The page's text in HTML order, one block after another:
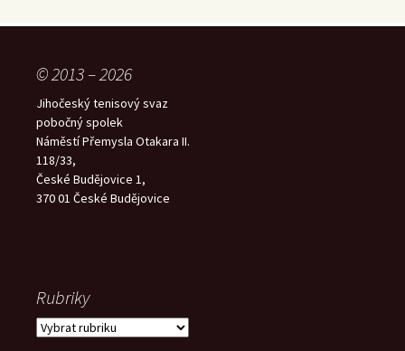
© 2013 – 2026
Jihočeský tenisový svaz
pobočný spolek
Náměstí Přemysla Otakara II.
118/33,
České Budějovice 1,
370 01 České Budějovice
Rubriky
Rubriky